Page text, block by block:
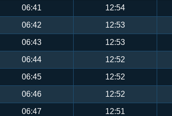
06:41 12:54
06:42 12:53
06:43 12:53
06:44 12:52
06:45 12:52
06:46 12:52
06:47 12:51